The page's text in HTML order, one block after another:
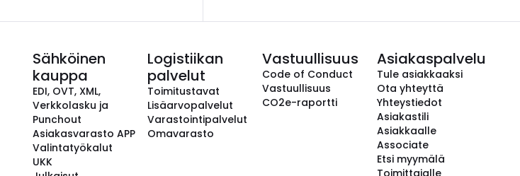
Sähköinen
kauppa
EDI, OVT, XML,
Verkkolasku ja
Punchout
Asiakasvarasto APP
Valintatyökalut
UKK
Logistiikan
palvelut
Toimitustavat
Lisäarvopalvelut
Varastointipalvelut
Omavarasto
Vastuullisuus
Code of Conduct
Vastuullisuus
CO2e-raportti
Asiakaspalvelu
Tule asiakkaaksi
Ota yhteyttä
Yhteystiedot
Asiakastili
Asiakkaalle
Associate
Etsi myymälä
Toimittajalle